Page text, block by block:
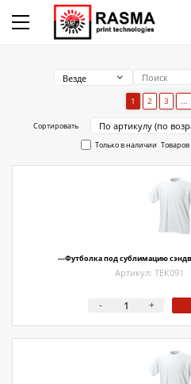
Условия поставки
КАТАЛОГ
КОНТАКТЫ
8 (831) 414-15-19
Везде
1 2 3 ...
Сортировать
Только в наличии
---Футболка под сублимацию
Артикул: ТЕК091
- +